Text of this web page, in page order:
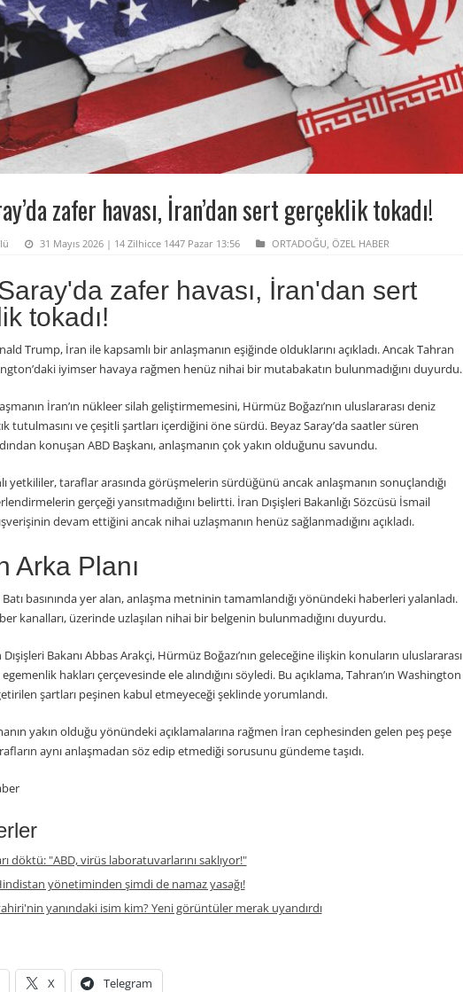
zafer havası, İran’dan sert gerçeklik tokadı!
31 Mayıs 2026 | 14 Zilhicce 1447 Pazar 13:56 ORTADOĞU, ÖZEL HABER
zafer havası, İran'dan sert
tokadı!
Trump, İran ile kapsamlı bir anlaşmanın eşiğinde olduklarını açıkladı. Ancak Tahran
iyimser havaya rağmen henüz nihai bir mutabakatın bulunmadığını duyurdu.
İran’ın nükleer silah geliştirmemesini, Hürmüz Boğazı’nın uluslararası deniz
tutulmasını ve çeşitli şartları içerdiğini öne sürdü. Beyaz Saray’da saatler süren
konuşan ABD Başkanı, anlaşmanın çok yakın olduğunu savundu.
yetkililer, taraflar arasında görüşmelerin sürdüğünü ancak anlaşmanın sonuçlandığı
gerçeği yansıtmadığını belirtti. İran Dışişleri Bakanlığı Sözcüsü İsmail
devam ettiğini ancak nihai uzlaşmanın henüz sağlanmadığını açıkladı.
Arka Planı
basınında yer alan, anlaşma metninin tamamlandığı yönündeki haberleri yalanladı.
kanalları, üzerinde uzlaşılan nihai bir belgenin bulunmadığını duyurdu.
Bakanı Abbas Arakçi, Hürmüz Boğazı’nın geleceğine ilişkin konuların uluslararası
hakları çerçevesinde ele alındığını söyledi. Bu açıklama, Tahran’ın Washington
şartları peşinen kabul etmeyeceği şeklinde yorumlandı.
yakın olduğu yönündeki açıklamalarına rağmen İran cephesinden gelen peş peşe
aynı anlaşmadan söz edip etmediği sorusunu gündeme taşıdı.
döktü: "ABD, virüs laboratuvarlarını saklıyor!"
yönetiminden şimdi de namaz yasağı!
yanındaki isim kim? Yeni görüntüler merak uyandırdı
X Telegram